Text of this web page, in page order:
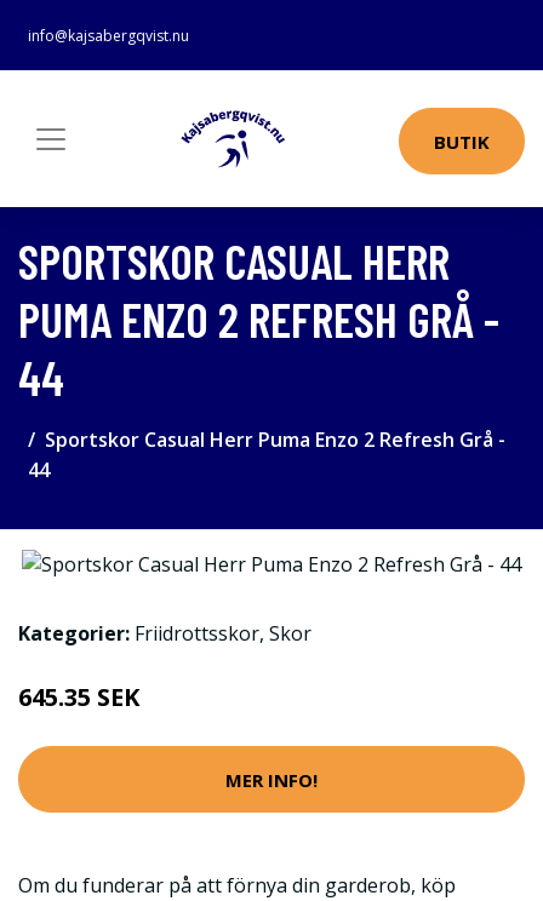
info@kajsabergqvist.nu
BUTIK
SPORTSKOR CASUAL HERR
PUMA ENZO 2 REFRESH GRÅ -
44
Sportskor Casual Herr Puma Enzo 2 Refresh Grå -
44
Kategorier: Friidrottsskor, Skor
645.35 SEK
MER INFO!
Om du funderar på att förnya din garderob, köp